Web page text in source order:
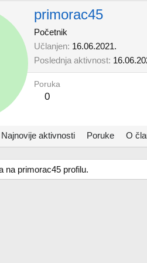
primorac45
Početnik
Učlanjen 16.06.2021.
Poslednja aktivnost
Poruka
0
Najnovije aktivnosti Poruke O
na primorac45 profilu.